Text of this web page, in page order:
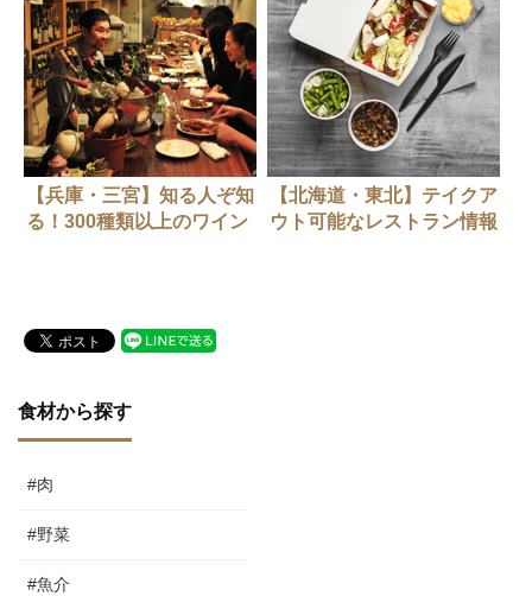
【兵庫・三宮】知る人ぞ知
る！300種類以上のワイン
【北海道・東北】テイクア
ウト可能なレストラン情報
食材から探す
#肉
#野菜
#魚介